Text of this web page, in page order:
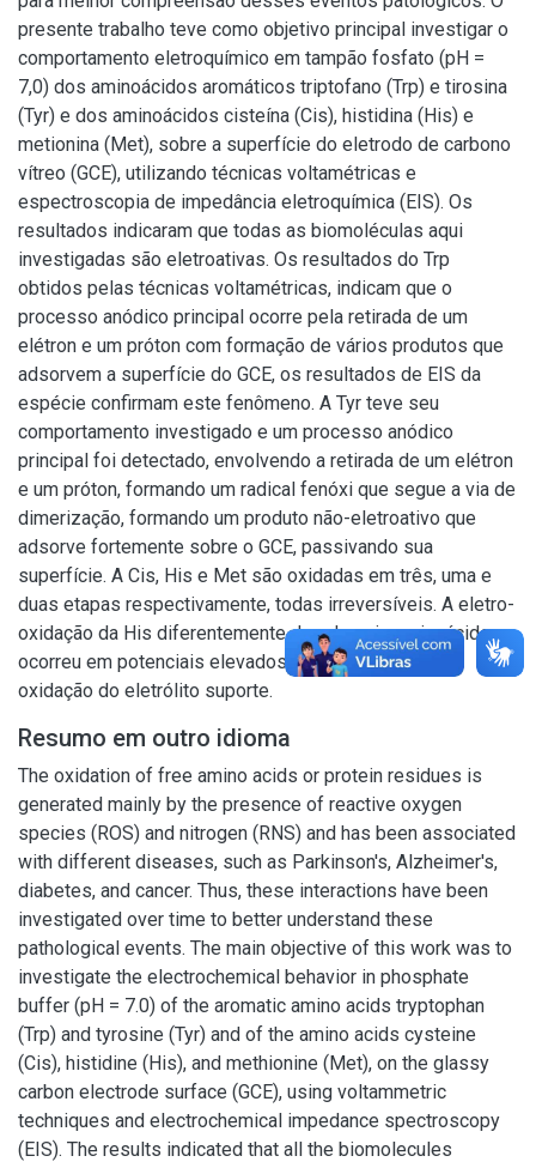
presente trabalho teve como objetivo principal investigar o
comportamento eletroquímico em tampão fosfato (pH =
7,0) dos aminoácidos aromáticos triptofano (Trp) e tirosina
(Tyr) e dos aminoácidos cisteína (Cis), histidina (His) e
metionina (Met), sobre a superfície do eletrodo de carbono
vítreo (GCE), utilizando técnicas voltamétricas e
espectroscopia de impedância eletroquímica (EIS). Os
resultados indicaram que todas as biomoléculas aqui
investigadas são eletroativas. Os resultados do Trp
obtidos pelas técnicas voltamétricas, indicam que o
processo anódico principal ocorre pela retirada de um
elétron e um próton com formação de vários produtos que
adsorvem a superfície do GCE, os resultados de EIS da
espécie confirmam este fenômeno. A Tyr teve seu
comportamento investigado e um processo anódico
principal foi detectado, envolvendo a retirada de um elétron
e um próton, formando um radical fenóxi que segue a via de
dimerização, formando um produto não-eletroativo que
adsorve fortemente sobre o GCE, passivando sua
superfície. A Cis, His e Met são oxidadas em três, uma e
duas etapas respectivamente, todas irreversíveis. A eletro-
oxidação da His diferentemente dos demais aminoácidos
ocorreu em potenciais elevados já próximo a eletro-
oxidação do eletrólito suporte.
Resumo em outro idioma
The oxidation of free amino acids or protein residues is
generated mainly by the presence of reactive oxygen
species (ROS) and nitrogen (RNS) and has been associated
with different diseases, such as Parkinson's, Alzheimer's,
diabetes, and cancer. Thus, these interactions have been
investigated over time to better understand these
pathological events. The main objective of this work was to
investigate the electrochemical behavior in phosphate
buffer (pH = 7.0) of the aromatic amino acids tryptophan
(Trp) and tyrosine (Tyr) and of the amino acids cysteine
(Cis), histidine (His), and methionine (Met), on the glassy
carbon electrode surface (GCE), using voltammetric
techniques and electrochemical impedance spectroscopy
(EIS). The results indicated that all the biomolecules